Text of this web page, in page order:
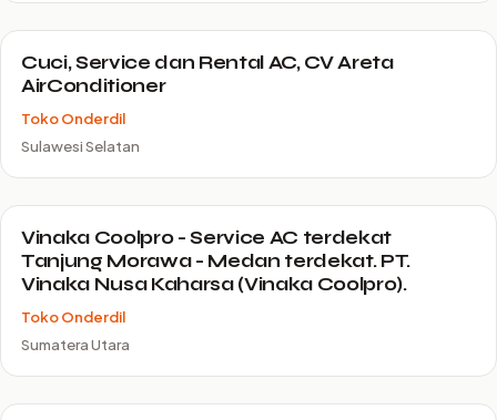
Cuci, Service dan Rental AC, CV Areta
AirConditioner
Toko Onderdil
Sulawesi Selatan
Vinaka Coolpro - Service AC terdekat
Tanjung Morawa - Medan terdekat. PT.
Vinaka Nusa Kaharsa (Vinaka Coolpro).
Toko Onderdil
Sumatera Utara